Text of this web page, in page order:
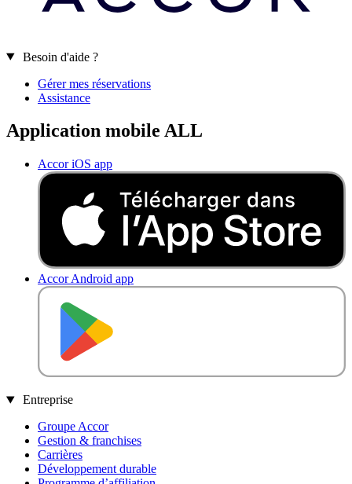
Besoin d'aide ?
Gérer mes réservations
Assistance
Application mobile ALL
Accor iOS app
Accor Android app
Entreprise
Groupe Accor
Gestion & franchises
Carrières
Développement durable